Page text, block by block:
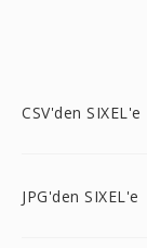
CSV'den SIXEL'e
JPG'den SIXEL'e